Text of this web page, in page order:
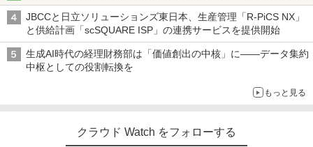
JBCCと日立ソリューションズ東日本、生産管理「R-PiCS NX」
と供給計画「scSQUARE ISP」の連携サービスを提供開始
生成AI時代の経理財務部は「価値創出の中核」に――データ集約
中枢としての役割転換を
もっと見る
クラウド Watch をフォローする